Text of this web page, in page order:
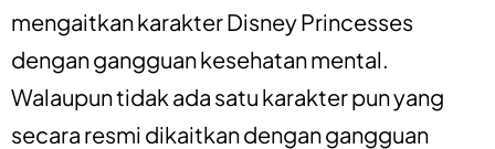
mengaitkan karakter Disney Princesses
dengan gangguan kesehatan mental.
Walaupun tidak ada satu karakter pun yang
secara resmi dikaitkan dengan gangguan